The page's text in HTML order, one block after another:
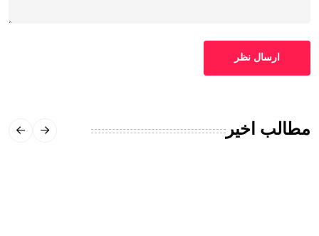
ارسال نظر
مطالب اخیر